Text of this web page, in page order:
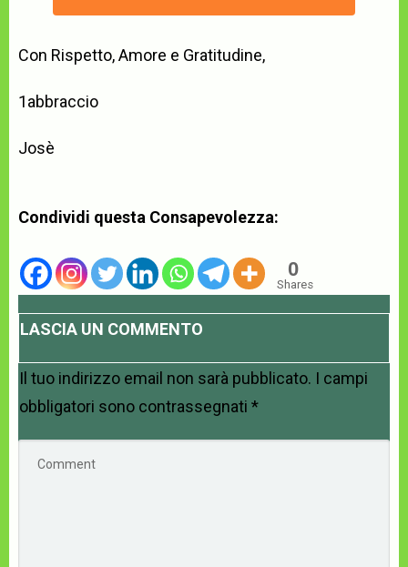
Con Rispetto, Amore e Gratitudine,
1abbraccio
Josè
Condividi questa Consapevolezza:
0
Shares
LASCIA UN COMMENTO
Il tuo indirizzo email non sarà pubblicato. I campi
obbligatori sono contrassegnati *